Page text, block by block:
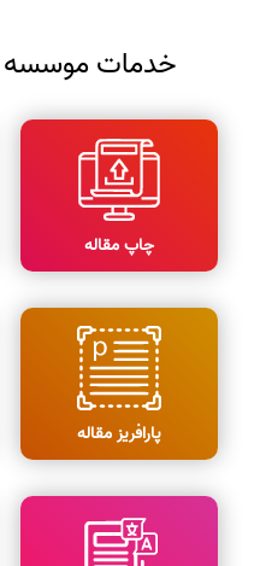
خدمات موسسه
چاپ مقاله
پارافریز مقاله